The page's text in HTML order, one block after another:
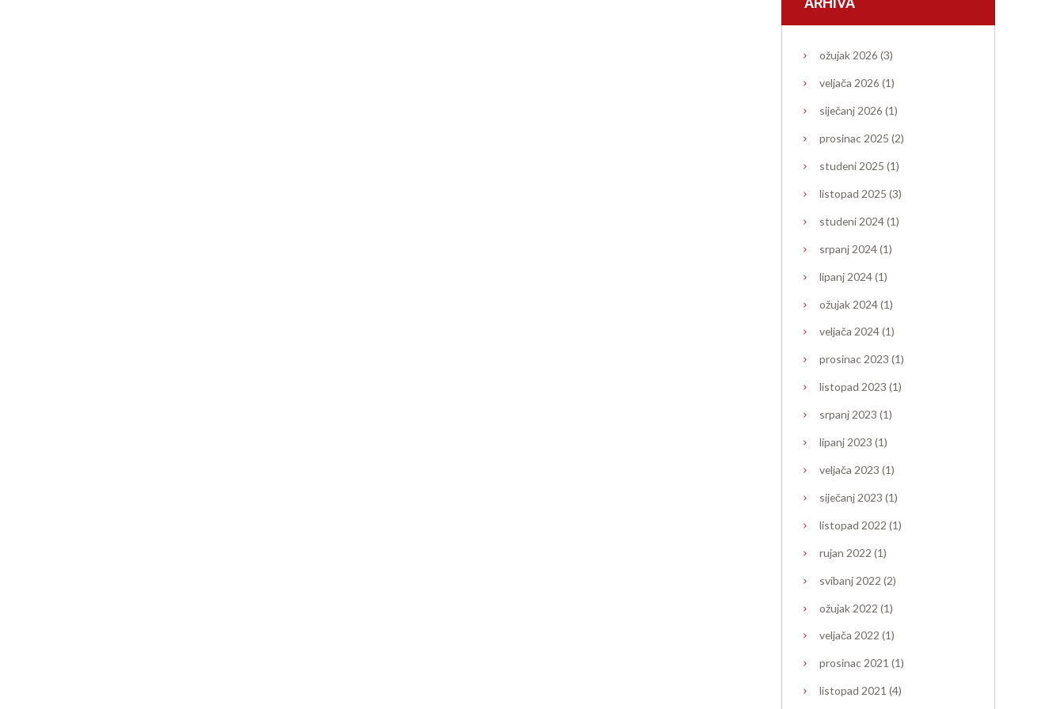
ožujak 2026 (3)
veljača 2026 (1)
siječanj 2026 (1)
prosinac 2025 (2)
studeni 2025 (1)
listopad 2025 (3)
studeni 2024(1)
srpanj 2024(1)
lipanj 2024(1)
ožujak 2024(1)
veljača 2024(1)
prosinac 2023 (1)
listopad 2023 (1)
srpanj 2023 (1)
lipanj 2023 (1)
veljača 2023 (1)
siječanj 2023 (1)
listopad 2022 (1)
rujan 2022 (1)
svibanj 2022 (2)
ožujak 2022 (1)
veljača 2022 (1)
prosinac 2021 (1)
listopad 2021 (4)